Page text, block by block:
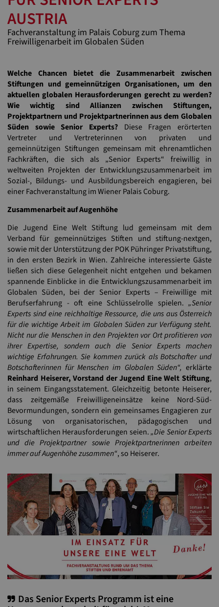
AUSTRIA
Fachveranstaltung im Palais Coburg zum Thema
Freiwilligenarbeit im Globalen Süden
Welche Chancen bietet die Zusammenarbeit zwischen
Stiftungen und gemeinnützigen Organisationen, um den
aktuellen globalen Herausforderungen gerecht zu werden?
Wie wichtig sind Allianzen zwischen Stiftungen,
Projektpartnern und Projektpartnerinnen aus dem Globalen
Süden sowie Senior Experts? Diese Fragen erörterten
Vertreter und Vertreterinnen von privaten und
gemeinnützigen Stiftungen gemeinsam mit ehrenamtlichen
Fachkräften, die sich als „Senior Experts“ freiwillig in
weltweiten Projekten der Entwicklungszusammenarbeit im
Sozial-, Bildungs- und Ausbildungsbereich engagieren, bei
einer Fachveranstaltung im Wiener Palais Coburg.
Zusammenarbeit auf Augenhöhe
Die Jugend Eine Welt Stiftung lud gemeinsam mit dem
Verband für gemeinnütziges Stiften und stiftung-nextgen,
sowie mit der Unterstützung der POK Pühringer Privatstiftung,
in den ersten Bezirk in Wien. Zahlreiche interessierte Gäste
ließen sich diese Gelegenheit nicht entgehen und bekamen
spannende Einblicke in die Entwicklungszusammenarbeit im
Globalen Süden, bei der Senior Experts – Freiwillige mit
Berufserfahrung - oft eine Schlüsselrolle spielen. „Senior
Experts sind eine reichhaltige Ressource, die uns aus Österreich
für die wichtige Arbeit im Globalen Süden zur Verfügung steht.
Nicht nur die Menschen in den Projekten vor Ort profitieren von
ihrer Expertise, sondern auch die Senior Experts machen
wichtige Erfahrungen. Sie kommen zurück als Botschafter und
Botschafterinnen für Menschen im Globalen Süden“, erklärte
Reinhard Heiserer, Vorstand der Jugend Eine Welt Stiftung,
in seinem Eingangsstatement. Gleichzeitig betonte Heiserer,
dass zeitgemäße Freiwilligeneinsätze keine Nord-Süd-
Bevormundungen, sondern ein gemeinsames Engagieren zur
Lösung von organisatorischen, pädagogischen und
wirtschaftlichen Herausforderungen seien.„Die Senior Experts
und die Projektpartner sowie Projektpartnerinnen arbeiten
immer auf Augenhöhe zusammen“, so Heiserer.
Previous
Das Senior Experts Programm ist eine